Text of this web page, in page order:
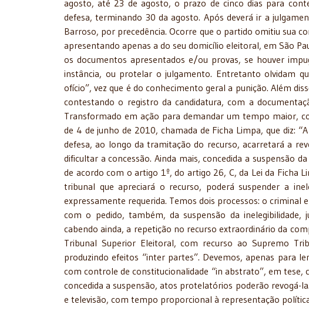
agosto, até 23 de agosto, o prazo de cinco dias para
defesa, terminando 30 da agosto. Após deverá ir a
Barroso, por precedência. Ocorre que o partido omitiu sua
apresentando apenas a do seu domicílio eleitoral, em São
os documentos apresentados e/ou provas, se houver
instância, ou protelar o julgamento. Entretanto olvidam
ofício”, vez que é do conhecimento geral a punição. Além
contestando o registro da candidatura, com a
Transformado em ação para demandar um tempo maior,
de 4 de junho de 2010, chamada de Ficha Limpa, que diz:
defesa, ao longo da tramitação do recurso, acarretará a
dificultar a concessão. Ainda mais, concedida a suspensão
de acordo com o artigo 1º, do artigo 26, C, da Lei da Ficha
tribunal que apreciará o recurso, poderá suspender a
expressamente requerida. Temos dois processos: o
com o pedido, também, da suspensão da
cabendo ainda, a repetição no recurso extraordinário da
Tribunal Superior Eleitoral, com recurso ao Supremo
produzindo efeitos “inter partes”. Devemos, apenas para
com controle de constitucionalidade “in abstrato”, em
concedida a suspensão, atos protelatórios poderão revogá-
e televisão, com tempo proporcional à representação